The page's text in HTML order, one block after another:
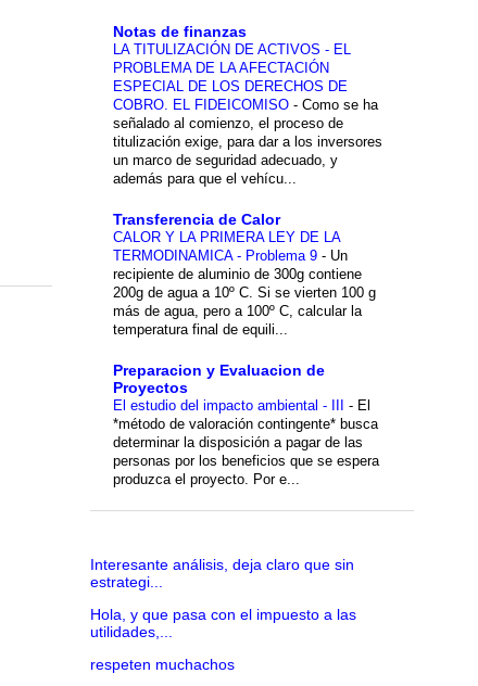
Notas de finanzas
LA TITULIZACIÓN DE ACTIVOS - EL
PROBLEMA DE LA AFECTACIÓN
ESPECIAL DE LOS DERECHOS DE
COBRO. EL FIDEICOMISO - Como se ha
señalado al comienzo, el proceso de
titulización exige, para dar a los inversores
un marco de seguridad adecuado, y
además para que el vehícu...
Transferencia de Calor
CALOR Y LA PRIMERA LEY DE LA
TERMODINAMICA - Problema 9 - Un
recipiente de aluminio de 300g contiene
200g de agua a 10º C. Si se vierten 100 g
más de agua, pero a 100º C, calcular la
temperatura final de equili...
Preparacion y Evaluacion de
Proyectos
El estudio del impacto ambiental - III - El
*método de valoración contingente* busca
determinar la disposición a pagar de las
personas por los beneficios que se espera
produzca el proyecto. Por e...
Interesante análisis, deja claro que sin
estrategi...
Hola, y que pasa con el impuesto a las
utilidades,...
respeten muchachos